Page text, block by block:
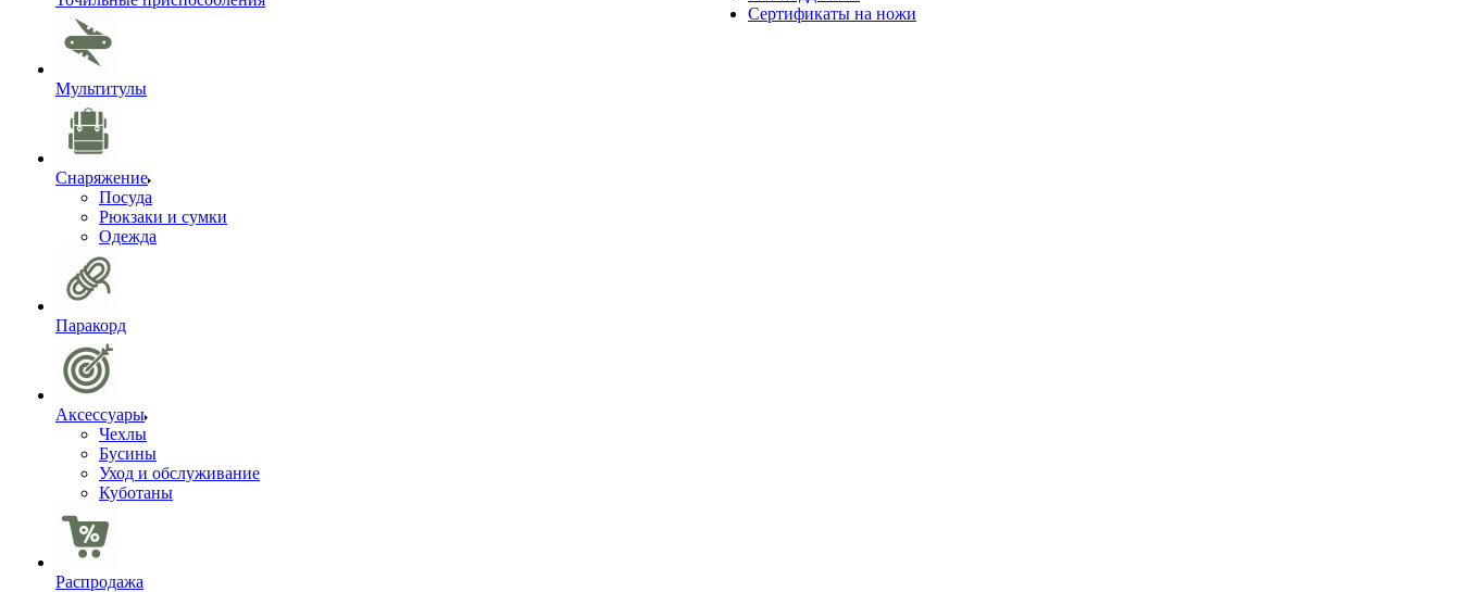
Мультитулы
Снаряжение
Посуда
Рюкзаки и сумки
Одежда
Паракорд
Аксессуары
Чехлы
Бусины
Уход и обслуживание
Куботаны
Распродажа
Сертификаты на ножи